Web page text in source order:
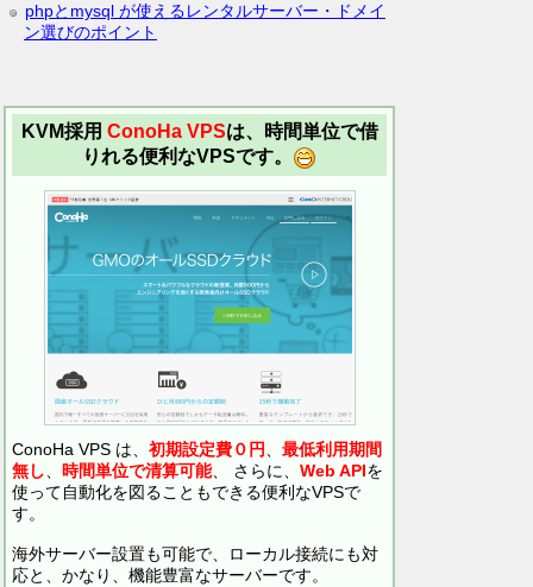
phpとmysql が使えるレンタルサーバー・ドメイ
ン選びのポイント
KVM採用 ConoHa VPSは、時間単位で借
りれる便利なVPSです。
ConoHa VPS は、 初期設定費０円、 最低利用期間
無し、 時間単位で清算可能、 さらに、 Web APIを
使って自動化を図ることもできる便利なVPSで
す。
海外サーバー設置も可能で、ローカル接続にも対
応と、かなり、機能豊富なサーバーです。